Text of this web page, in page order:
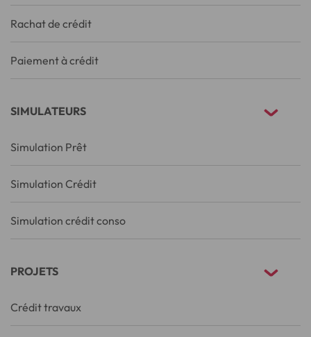
Rachat de crédit
Paiement à crédit
SIMULATEURS
Simulation Prêt
Simulation Crédit
Simulation crédit conso
PROJETS
Crédit travaux